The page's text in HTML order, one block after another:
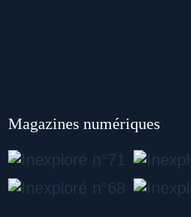
Magazines numériques